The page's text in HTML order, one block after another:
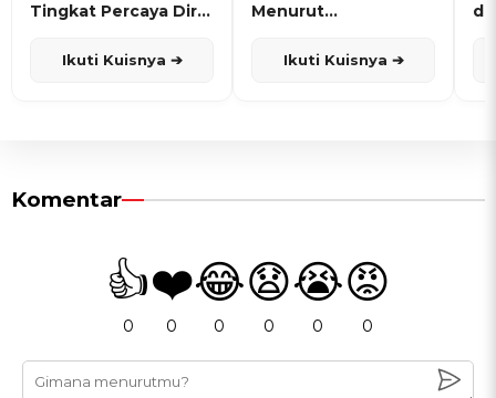
Tingkat Percaya Diri
Ikuti Kuisnya ➔
Menurut
Ikuti Kuisnya ➔
Komentar
👍
0
❤️
0
😂
0
😧
0
😭
0
😡
0